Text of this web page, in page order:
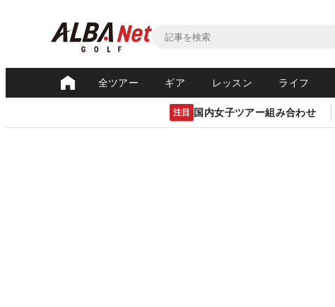
全ツアー ギア レッスン ライフ
注目 国内女子ツアー組み合わせ